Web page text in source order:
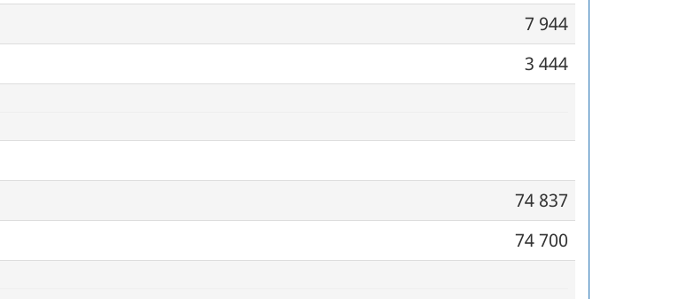
7 944
3 444
74 837
74 700